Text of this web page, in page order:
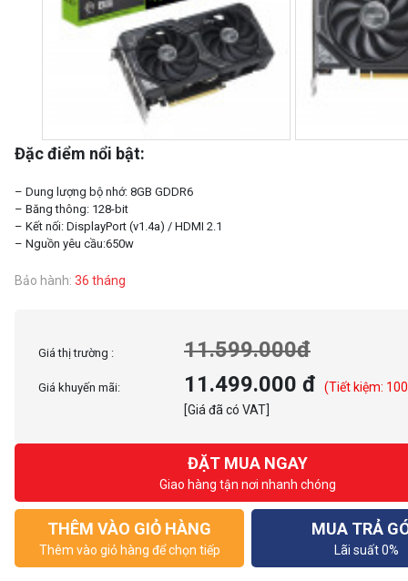
Đặc điểm nổi bật:
– Dung lượng bộ nhớ: 8GB GDDR6
– Băng thông: 128-bit
– Kết nối: DisplayPort (v1.4a) / HDMI 2.1
Bảo hành: 36 tháng
Giá thị trường : 11.599.000đ
Giá khuyến mãi: 11.499.000 đ
(Tiết kiệm:
[Giá đã có VAT]
ĐẶT MUA NGAY
Giao hàng tận nơi nhanh chóng
THÊM VÀO GIỎ HÀNG
Thêm vào giỏ hàng để chọn tiếp
MUA TRẢ
Lãi suất 0%